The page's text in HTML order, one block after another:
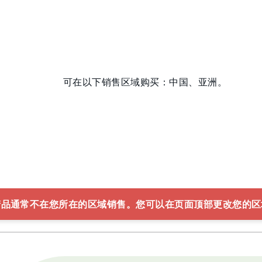
可在以下销售区域购买：中国、亚洲。
通常不在您所在的区域销售。您可以在页面顶部更改您的